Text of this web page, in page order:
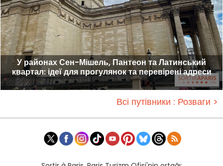
У районах Сен-Мішель, Пантеон та Латинський
квартал: ідеї для прогулянок та перевірені адреси
Всі путівники : Розваги >